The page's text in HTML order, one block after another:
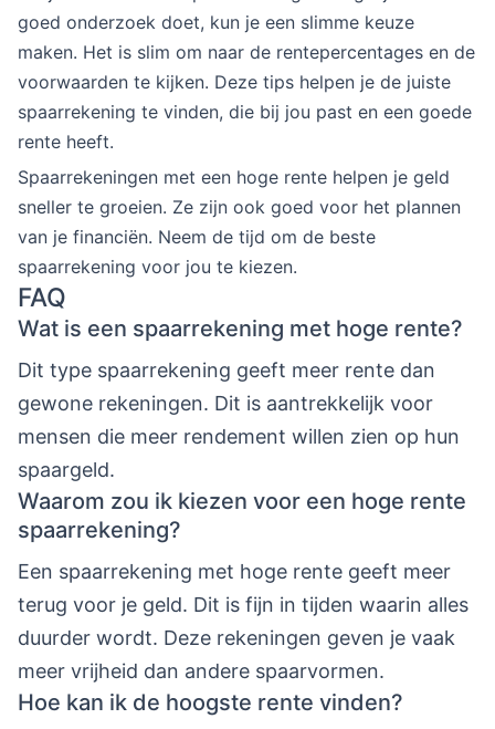
goed onderzoek doet, kun je een slimme keuze
maken. Het is slim om naar de rentepercentages en de
voorwaarden te kijken. Deze tips helpen je de juiste
spaarrekening te vinden, die bij jou past en een goede
rente heeft.
Spaarrekeningen met een hoge rente helpen je geld
sneller te groeien. Ze zijn ook goed voor het plannen
van je financiën. Neem de tijd om de beste
spaarrekening voor jou te kiezen.
FAQ
Wat is een spaarrekening met hoge rente?
Dit type spaarrekening geeft meer rente dan
gewone rekeningen. Dit is aantrekkelijk voor
mensen die meer rendement willen zien op hun
spaargeld.
Waarom zou ik kiezen voor een hoge rente
spaarrekening?
Een spaarrekening met hoge rente geeft meer
terug voor je geld. Dit is fijn in tijden waarin alles
duurder wordt. Deze rekeningen geven je vaak
meer vrijheid dan andere spaarvormen.
Hoe kan ik de hoogste rente vinden?